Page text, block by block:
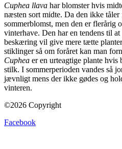
Cuphea llava har blomster hvis
næsten sort midte. Da den ikke tåler
sommerblomst, men den er flerårig
vinterhave. Den har en tendens til
beskæring vil give mere tætte
stiklinger så om foråret kan man
Cuphea er en urteagtige plante hvis
stilk. I sommerperioden vandes så
jævnligt mens der ikke gødes og
vinteren.
©2026 Copyright
Facebook